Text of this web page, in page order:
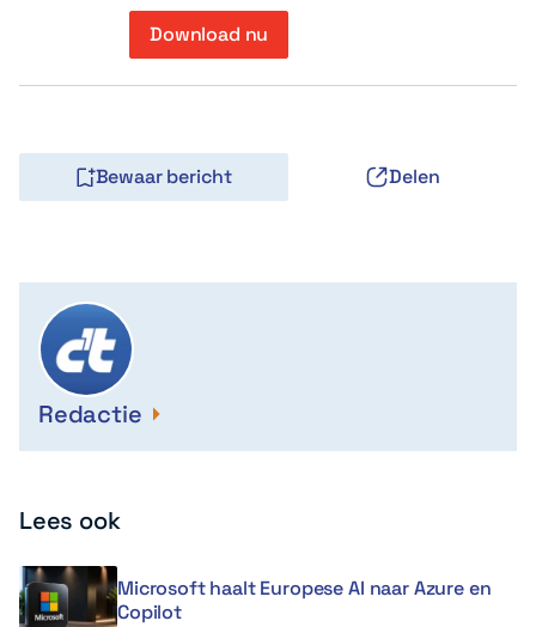
Download nu
Bewaar bericht Delen
Redactie
Lees ook
Microsoft haalt Europese AI naar Azure en
Copilot